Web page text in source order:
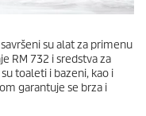
su alat za primenu
RM 732 i sredstva za
toaleti i bazeni, kao i
garantuje se brza i